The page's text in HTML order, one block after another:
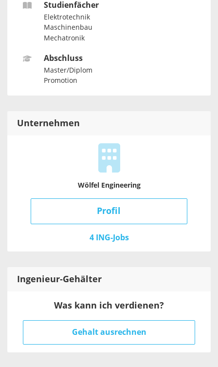
Studienfächer
Elektrotechnik
Maschinenbau
Mechatronik
Abschluss
Master/Diplom
Promotion
Unternehmen
Wölfel Engineering
Profil
4 ING-Jobs
Ingenieur-Gehälter
Was kann ich verdienen?
Gehalt ausrechnen